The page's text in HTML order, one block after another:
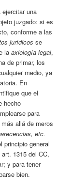
ejercitar una
juzgado: si es
conforme a las
jurídicos se
laaxiología legal,
de primar, los
medio, ya
En
que el
hecho
para
allá de meros
etc.
principio general
1315 del CC,
y para tener
bien.